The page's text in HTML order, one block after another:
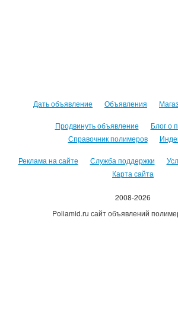
Дать объявление Объявления
Продвинуть объявление
Блог о
Справочник полимеров
Реклама на сайте Служба поддержки
Карта сайта
2008-2026
Poliamid.ru сайт объявлений